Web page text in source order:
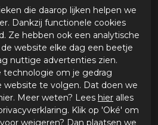
50S SINGLE
Sena
298-1-50S-10
Communicatie
die daarop lijken helpen we
Dankzij functionele cookies
Ze hebben ook een analytische
website elke dag een beetje
nuttige advertenties zien.
technologie om je gedrag
website te volgen. Dat doen we
Meer weten? Lees hier alles
Klik op 'Oké' om
weigeren? Dan plaatsen we